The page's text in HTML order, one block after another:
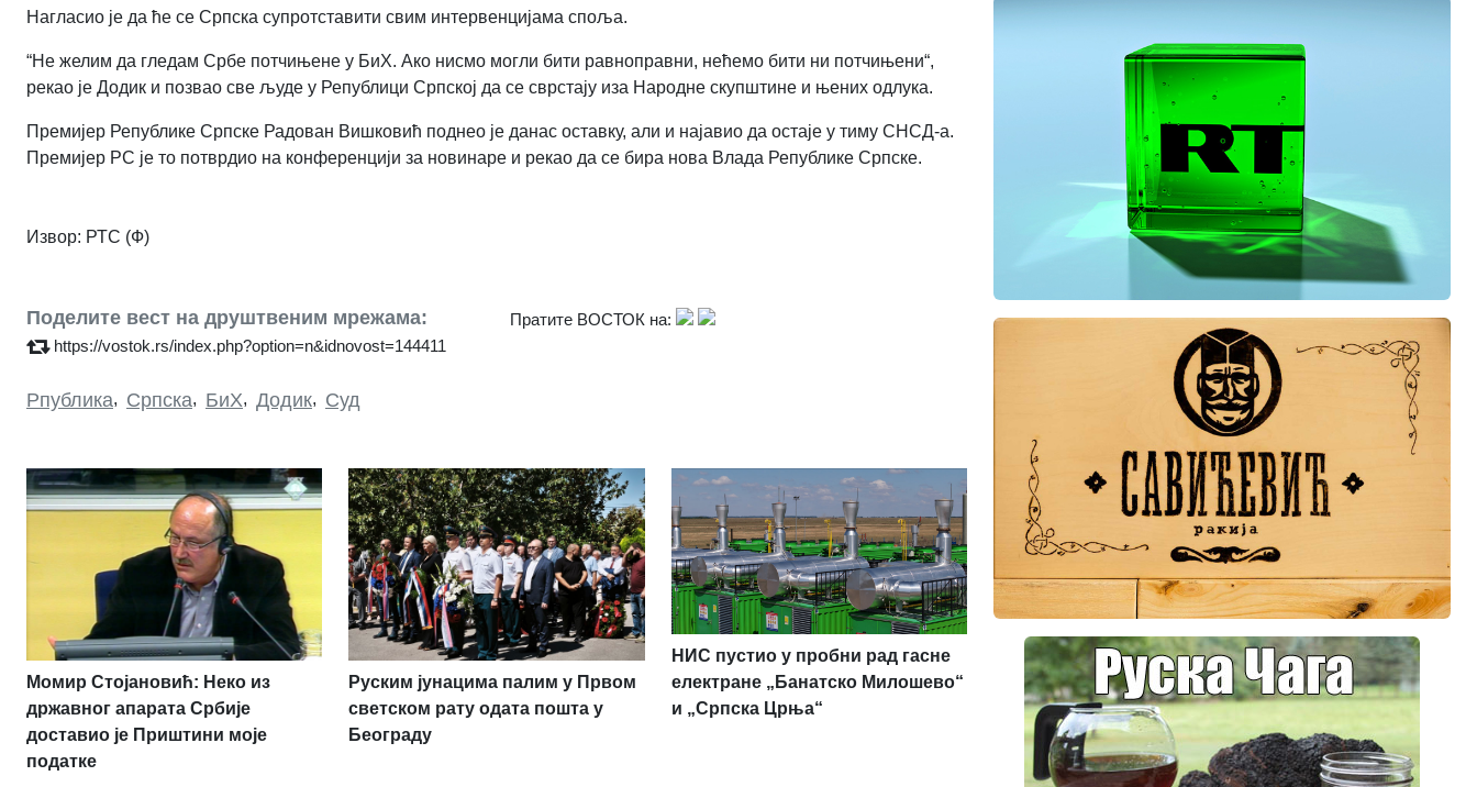
Нагласио је да ће се Српска супротставити свим интервенцијама споља.
“Не желим да гледам Србе потчињене у БиХ. Ако нисмо могли бити равноправни, нећемо бити ни потчињени“,
рекао је Додик и позвао све људе у Републици Српској да се сврстају иза Народне скупштине и њених одлука.
Премијер Републике Српске Радован Вишковић поднео је данас оставку, али и најавио да остаје у тиму СНСД-а.
Премијер РС је то потврдио на конференцији за новинаре и рекао да се бира нова Влада Републике Српске.
Извор: РТС (Ф)
Поделите вест на друштвеним мрежама:
https://vostok.rs/index.php?option=n&idnovost=144411
Пратите ВОСТОК на:
Рпублика, Српска, БиХ, Додик, Суд
Момир Стојановић: Неко из
државног апарата Србије
доставио је Приштини моје
податке
Руским јунацима палим у Првом
светском рату одата пошта у
Београду
НИС пустио у пробни рад гасне
електране „Банатско Милошево“
и „Српска Црња“